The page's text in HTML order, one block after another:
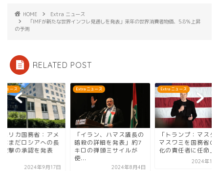
HOME
Extra ニュース
「IMFが新たな世界インフレ見通しを発表」来年の世界消費者物価、5.8％上昇
の予測
RELATED POST
ニュース
メリカ国務省：アメ
はまだロシアへの長
攻撃の承認を発表
2024年9月17日
Extra ニュース
「イラン、ハマス議長の
暗殺の詳細を発表」約7
キロの弾頭ミサイルが
使...
2024年8月4日
Extra ニュース
「トランプ：マスク
マスワミを国務省の
化の責任者に任命」
2024年11